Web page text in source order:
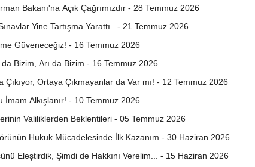
Bakanı'na Açık Çağrımızdır - 28 Temmuz 2026
Yine Tartışma Yarattı.. - 21 Temmuz 2026
Güveneceğiz! - 16 Temmuz 2026
da Bizim, Arı da Bizim - 16 Temmuz 2026
Ortaya Çıkmayanlar da Var mı! - 12 Temmuz 2026
İmam Alkışlanır! - 10 Temmuz 2026
Valiliklerden Beklentileri - 05 Temmuz 2026
Hukuk Mücadelesinde İlk Kazanım - 30 Haziran 2026
Eleştirdik, Şimdi de Hakkını Verelim... - 15 Haziran 2026